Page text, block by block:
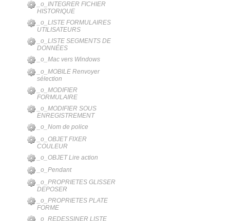
_o_INTEGRER FICHIER
HISTORIQUE
_o_LISTE FORMULAIRES
UTILISATEURS
_o_LISTE SEGMENTS DE
DONNÉES
_o_Mac vers Windows
_o_MOBILE Renvoyer
sélection
_o_MODIFIER
FORMULAIRE
_o_MODIFIER SOUS
ENREGISTREMENT
_o_Nom de police
_o_OBJET FIXER
COULEUR
_o_OBJET Lire action
_o_Pendant
_o_PROPRIETES GLISSER
DEPOSER
_o_PROPRIETES PLATE
FORME
_o_REDESSINER LISTE